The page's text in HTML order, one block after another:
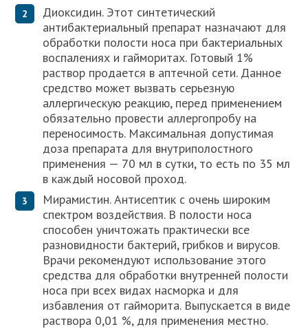
Диоксидин. Этот синтетический
антибактериальный препарат назначают для
обработки полости носа при бактериальных
воспалениях и гайморитах. Готовый 1%
раствор продается в аптечной сети. Данное
средство может вызвать серьезную
аллергическую реакцию, перед применением
обязательно провести аллергопробу на
переносимость. Максимальная допустимая
доза препарата для внутриполостного
применения — 70 мл в сутки, то есть по 35 мл
в каждый носовой проход.
Мирамистин. Антисептик с очень широким
спектром воздействия. В полости носа
способен уничтожать практически все
разновидности бактерий, грибков и вирусов.
Врачи рекомендуют использование этого
средства для обработки внутренней полости
носа при всех видах насморка и для
избавления от гайморита. Выпускается в виде
раствора 0,01 %, для применения местно.